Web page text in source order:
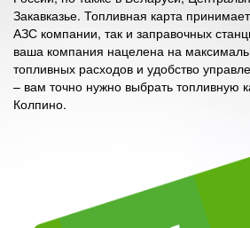
Закавказье. Топливная карта
АЗС компании, так и заправочных
ваша компания нацелена на
топливных расходов и удобство
– вам точно нужно выбрать топливную
Колпино.